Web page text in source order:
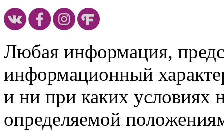
Любая информация,
информационный
и ни при каких условиях
определяемой